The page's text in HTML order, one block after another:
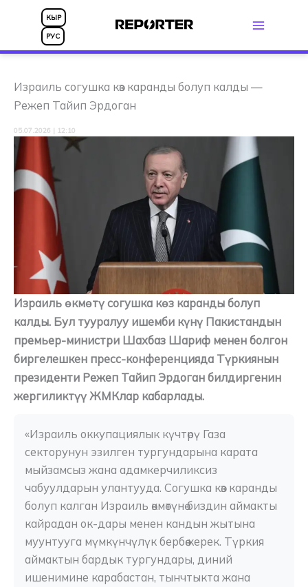
КЫР
РУС
Израиль согушка көз каранды болуп калды —
Режеп Тайип Эрдоган
05.07.2026 | 12:10
Израиль өкмөтү согушка көз каранды болуп
калды. Бул тууралуу ишемби күнү Пакистандын
премьер-министри Шахбаз Шариф менен болгон
биргелешкен пресс-конференцияда Түркиянын
президенти Режеп Тайип Эрдоган билдиргенин
жергиликтүү ЖМКлар кабарлады.
«Израиль оккупациялык күчтөрү Газа
секторунун эзилген тургундарына карата
мыйзамсыз жана адамкерчиликсиз
чабуулдарын улантууда. Согушка көз каранды
болуп калган Израиль өкмөтүнө биздин аймакты
кайрадан ок-дары менен кандын жытына
муунтууга мүмкүнчүлүк бербөө керек. Түркия
аймактын бардык тургундары, диний
ишенимине карабастан, тынчтыкта жана